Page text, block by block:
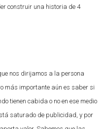
construir una historia de 4
nos dirijamos a la persona
más importante aún es saber si
tienen cabida o no en ese medio
saturado de publicidad, y por